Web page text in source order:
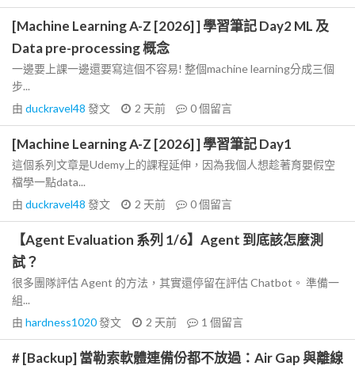
[Machine Learning A-Z [2026] ] 學習筆記 Day2 ML 及
Data pre-processing 概念
一邊要上課一邊還要寫這個不容易! 整個machine learning分成三個
步...
由 duckravel48 發文 2 天前 0個留言
[Machine Learning A-Z [2026] ] 學習筆記 Day1
這個系列文章是Udemy上的課程延伸，因為我個人想趁著育嬰假空
檔學一點data...
由 duckravel48 發文 2 天前 0個留言
【Agent Evaluation 系列 1/6】Agent 到底該怎麼測
試？
很多團隊評估 Agent 的方法，其實還停留在評估 Chatbot。 準備一
組...
由 hardness1020發文 2 天前 1 個留言
# [Backup] 當勒索軟體連備份都不放過：Air Gap 與離線